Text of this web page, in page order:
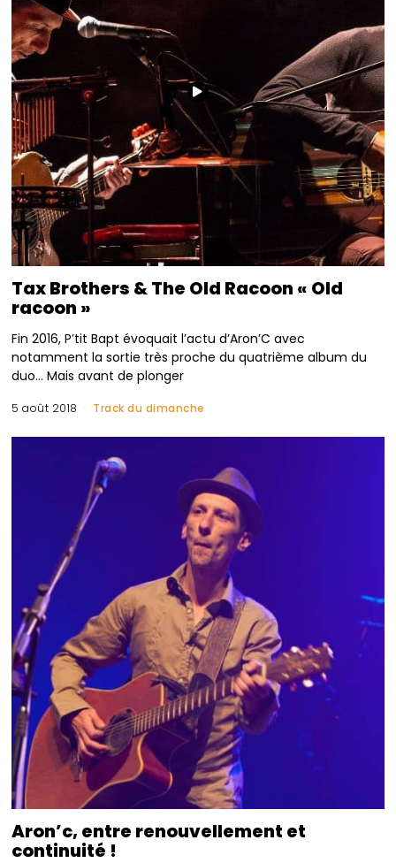
Tax Brothers & The Old Racoon « Old
racoon »
Fin 2016, P’tit Bapt évoquait l’actu d’Aron’C avec
notamment la sortie très proche du quatrième album du
duo… Mais avant de plonger
5 août 2018 Track du dimanche
Aron’c, entre renouvellement et
continuité !